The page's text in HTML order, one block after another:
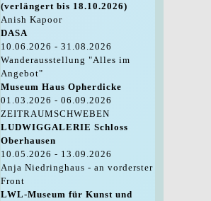
(verlängert bis 18.10.2026)
Anish Kapoor
DASA
10.06.2026 - 31.08.2026
Wanderausstellung "Alles im
Angebot"
Museum Haus Opherdicke
01.03.2026 - 06.09.2026
ZEITRAUMSCHWEBEN
LUDWIGGALERIE Schloss
Oberhausen
10.05.2026 - 13.09.2026
Anja Niedringhaus - an vorderster
Front
LWL-Museum für Kunst und